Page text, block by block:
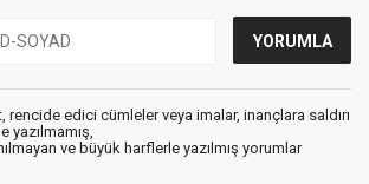
rencide edici cümleler veya imalar, inançlara saldırı
yazılmamış,
ve büyük harflerle yazılmış yorumlar